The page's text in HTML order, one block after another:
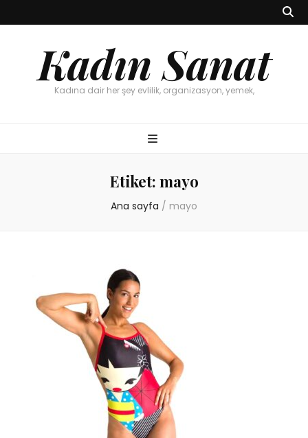
Kadın Sanat
Kadına dair her şey evlilik, organizasyon, yemek,
Etiket: mayo
Ana sayfa / mayo